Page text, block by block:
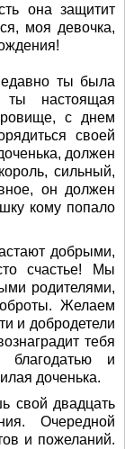
она защитит
моя девочка,
ты была
ты настоящая
с днем
своей
должен
сильный,
он должен
кому попало
добрыми,
счастье! Мы
родителями,
Желаем
и добродетели
тебя
и
доченька.
свой двадцать
Очередной
и пожеланий.